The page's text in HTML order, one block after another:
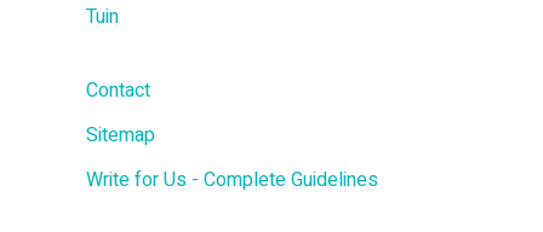
Tuin
Contact
Sitemap
Write for Us - Complete Guidelines